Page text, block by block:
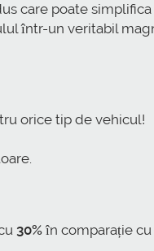
care poate
într-un veritabil
orice tip de vehicul!
30%în comparație cu